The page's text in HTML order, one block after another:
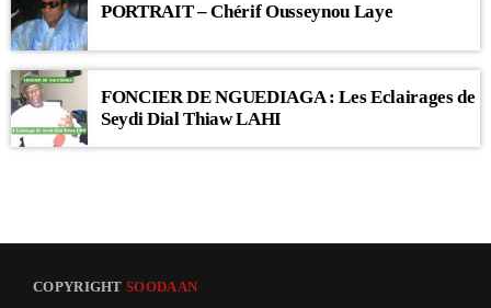
PORTRAIT – Chérif Ousseynou Laye
FONCIER DE NGUEDIAGA : Les Eclairages de
Seydi Dial Thiaw LAHI
COPYRIGHTSOODAAN